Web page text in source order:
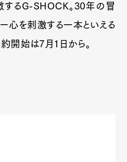
するG-SHOCK。30年の冒
ー心を刺激する一本といえる
約開始は7月1日から。